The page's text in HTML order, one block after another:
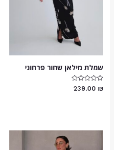
שמלת מילאן שחור פרחוני
דורג
0
239.00 ₪